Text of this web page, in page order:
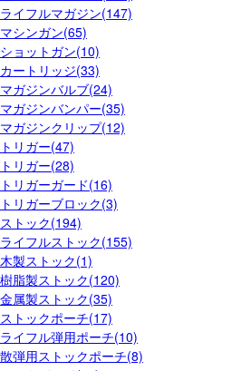
ライフルマガジン(147)
マシンガン(65)
ショットガン(10)
カートリッジ(33)
マガジンバルブ(24)
マガジンバンパー(35)
マガジンクリップ(12)
トリガー(47)
トリガー(28)
トリガーガード(16)
トリガーブロック(3)
ストック(194)
ライフルストック(155)
木製ストック(1)
樹脂製ストック(120)
金属製ストック(35)
ストックポーチ(17)
ライフル弾用ポーチ(10)
散弾用ストックポーチ(8)